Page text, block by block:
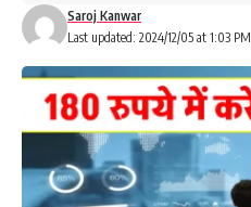
Last updated: 2024/12/05 at 1:03 PM
Saroj Kanwar